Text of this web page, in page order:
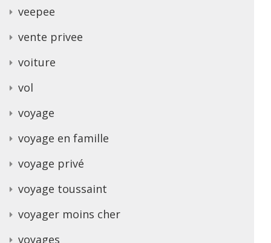
veepee
vente privee
voiture
vol
voyage
voyage en famille
voyage privé
voyage toussaint
voyager moins cher
voyages